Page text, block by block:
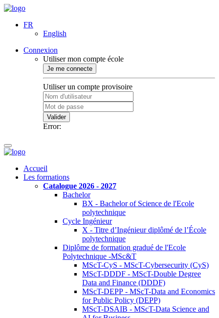
FR
English
Connexion
Utiliser mon compte école
Je me connecte
Utiliser un compte provisoire
Valider
Error:
Accueil
Les formations
Catalogue 2026 - 2027
Bachelor
BX - Bachelor of Science de l'Ecole
polytechnique
Cycle Ingénieur
X - Titre d’Ingénieur diplômé de l’École
polytechnique
Diplôme de formation gradué de l'Ecole
Polytechnique -MSc&T
MScT-CyS - MScT-Cybersecurity (CyS)
MScT-DDDF - MScT-Double Degree
Data and Finance (DDDF)
MScT-DEPP - MScT-Data and Economics
for Public Policy (DEPP)
MScT-DSAIB - MScT-Data Science and